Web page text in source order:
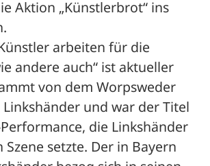
Aktion „Künstlerbrot“ ins
arbeiten für die
andere auch“ ist aktueller
von dem Worpsweder
und war der Titel
die Linkshänder
Szene setzte. Der in Bayern